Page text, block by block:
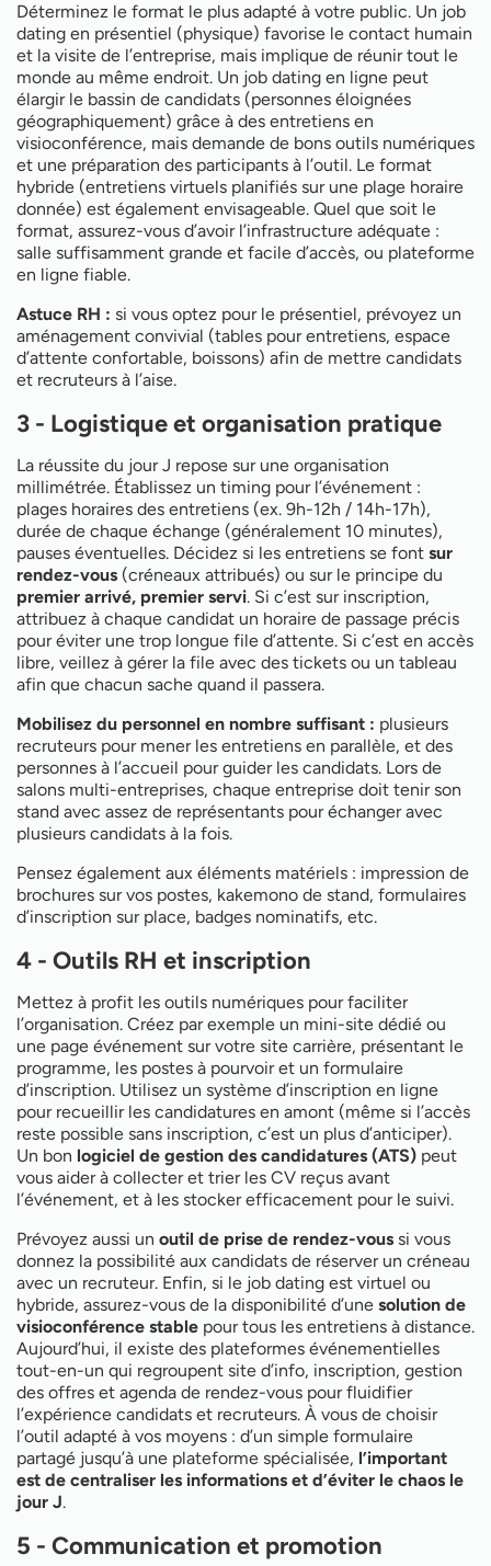
Déterminez le format le plus adapté à votre public. Un job
dating en présentiel (physique) favorise le contact humain
et la visite de l’entreprise, mais implique de réunir tout le
monde au même endroit. Un job dating en ligne peut
élargir le bassin de candidats (personnes éloignées
géographiquement) grâce à des entretiens en
visioconférence, mais demande de bons outils numériques
et une préparation des participants à l’outil. Le format
hybride (entretiens virtuels planifiés sur une plage horaire
donnée) est également envisageable. Quel que soit le
format, assurez-vous d’avoir l’infrastructure adéquate :
salle suffisamment grande et facile d’accès, ou plateforme
en ligne fiable.
Astuce RH : si vous optez pour le présentiel, prévoyez un
aménagement convivial (tables pour entretiens, espace
d’attente confortable, boissons) afin de mettre candidats
et recruteurs à l’aise.
3 - Logistique et organisation pratique
La réussite du jour J repose sur une organisation
millimétrée. Établissez un timing pour l’événement :
plages horaires des entretiens (ex. 9h-12h / 14h-17h),
durée de chaque échange (généralement 10 minutes),
pauses éventuelles. Décidez si les entretiens se font sur
rendez-vous (créneaux attribués) ou sur le principe du
premier arrivé, premier servi. Si c’est sur inscription,
attribuez à chaque candidat un horaire de passage précis
pour éviter une trop longue file d’attente. Si c’est en accès
libre, veillez à gérer la file avec des tickets ou un tableau
afin que chacun sache quand il passera.
Mobilisez du personnel en nombre suffisant : plusieurs
recruteurs pour mener les entretiens en parallèle, et des
personnes à l’accueil pour guider les candidats. Lors de
salons multi-entreprises, chaque entreprise doit tenir son
stand avec assez de représentants pour échanger avec
plusieurs candidats à la fois.
Pensez également aux éléments matériels : impression de
brochures sur vos postes, kakemono de stand, formulaires
d’inscription sur place, badges nominatifs, etc.
4 - Outils RH et inscription
Mettez à profit les outils numériques pour faciliter
l’organisation. Créez par exemple un mini-site dédié ou
une page événement sur votre site carrière, présentant le
programme, les postes à pourvoir et un formulaire
d’inscription. Utilisez un système d’inscription en ligne
pour recueillir les candidatures en amont (même si l’accès
reste possible sans inscription, c’est un plus d’anticiper).
Un bon logiciel de gestion des candidatures (ATS) peut
vous aider à collecter et trier les CV reçus avant
l’événement, et à les stocker efficacement pour le suivi.
Prévoyez aussi un outil de prise de rendez-vous si vous
donnez la possibilité aux candidats de réserver un créneau
avec un recruteur. Enfin, si le job dating est virtuel ou
hybride, assurez-vous de la disponibilité d’une solution de
visioconférence stable pour tous les entretiens à distance.
Aujourd’hui, il existe des plateformes événementielles
tout-en-un qui regroupent site d’info, inscription, gestion
des offres et agenda de rendez-vous pour fluidifier
l’expérience candidats et recruteurs. À vous de choisir
l’outil adapté à vos moyens : d’un simple formulaire
partagé jusqu’à une plateforme spécialisée, l’important
est de centraliser les informations et d’éviter le chaos le
jour J.
5 - Communication et promotion